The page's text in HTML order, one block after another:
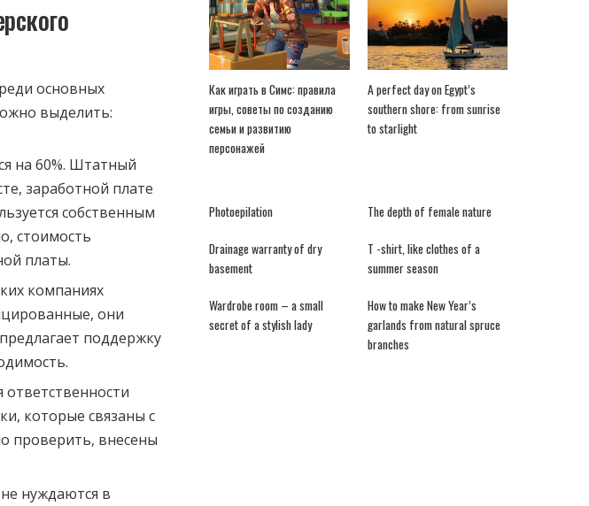
основных
выделить:
на 60%. Штатный
заработной плате
собственным
стоимость
платы.
компаниях
они
поддержку
которые связаны с
проверить, внесены
нуждаются в
Как играть в Симс: правила
игры, советы по созданию
семьи и развитию
персонажей
A perfect day on Egypt’s
southern shore: from sunrise
to starlight
Photoepilation The depth of female nature
Drainage warranty of dry
basement
T -shirt, like clothes of a
summer season
Wardrobe room – a small
secret of a stylish lady
How to make New Year’s
garlands from natural spruce
branches